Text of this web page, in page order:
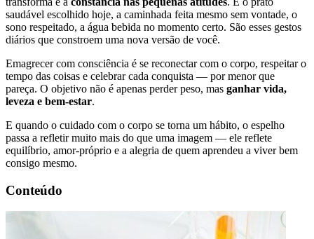
saudável escolhido hoje, a caminhada feita mesmo sem vontade, o
sono respeitado, a água bebida no momento certo. São esses gestos
diários que constroem uma nova versão de você.
Emagrecer com consciência é se reconectar com o corpo, respeitar o
tempo das coisas e celebrar cada conquista — por menor que
pareça. O objetivo não é apenas perder peso, mas ganhar vida,
leveza e bem-estar.
E quando o cuidado com o corpo se torna um hábito, o espelho
passa a refletir muito mais do que uma imagem — ele reflete
equilíbrio, amor-próprio e a alegria de quem aprendeu a viver bem
consigo mesmo.
Conteúdo